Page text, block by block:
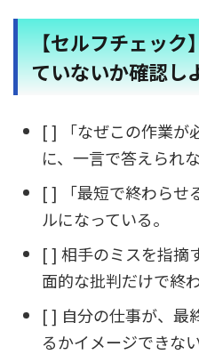
【セルフチェック
ていないか確認し
[ ] 「なぜこの作業が
に、一言で答えられな
[ ] 「最短で終わらせ
ルになっている。
[ ] 相手のミスを指摘
面的な批判だけで終わ
[ ] 自分の仕事が、最
るかイメージできない